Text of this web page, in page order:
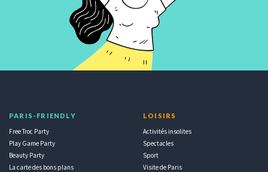
PARIS-FRIENDLY
Free Troc Party
Play Game Party
Beauty Party
La carte des bons plans
LOISIRS
Activités insolites
Spectacles
Sport
Visite de Paris